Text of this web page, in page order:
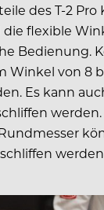
des T-2 Pro
die flexible
Bedienung.
Winkel von 8
Es kann
werden.